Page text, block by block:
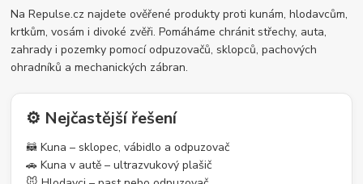
Na Repulse.cz najdete ověřené produkty proti kunám, hlodavcům,
krtkům, vosám i divoké zvěři. Pomáháme chránit střechy, auta,
zahrady i pozemky pomocí odpuzovačů, sklopců, pachových
ohradníků a mechanických zábran.
⚙️ Nejčastější řešení
🦝 Kuna – sklopec, vábidlo a odpuzovač
🚗 Kuna v autě – ultrazvukový plašič